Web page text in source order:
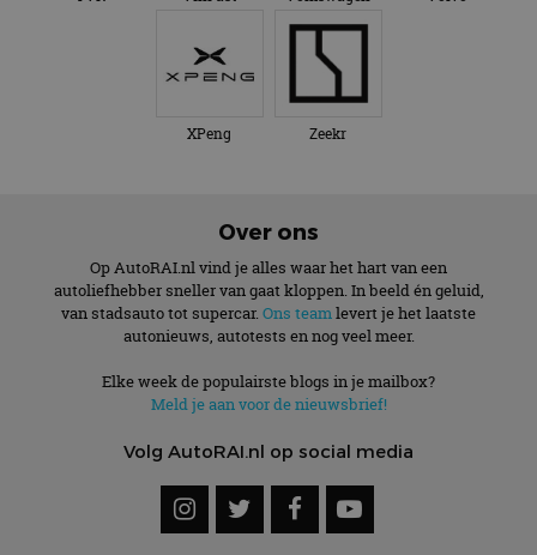
XPeng Zeekr
Over ons
Op AutoRAI.nl vind je alles waar het hart van een
autoliefhebber sneller van gaat kloppen. In beeld én geluid,
van stadsauto tot supercar. Ons teamlevert je het laatste
autonieuws, autotests en nog veel meer.
Elke week de populairste blogs in je mailbox?
Meld je aan voor de nieuwsbrief!
Volg AutoRAI.nl op social media